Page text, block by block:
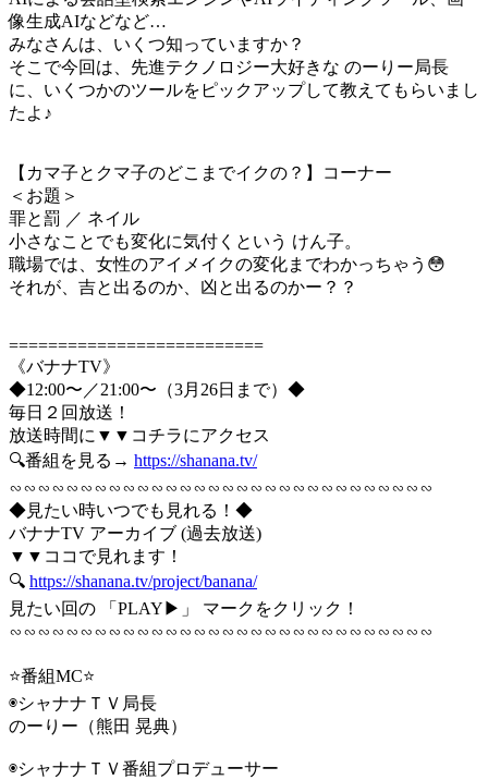
像生成AIなどなど…
みなさんは、いくつ知っていますか？
そこで今回は、先進テクノロジー大好きな のーりー局長
に、いくつかのツールをピックアップして教えてもらいまし
たよ♪
【カマ子とクマ子のどこまでイクの？】コーナー
＜お題＞
罪と罰 ／ ネイル
小さなことでも変化に気付くという けん子。
職場では、女性のアイメイクの変化までわかっちゃう😳
それが、吉と出るのか、凶と出るのかー？？
==========================
《バナナTV》
◆12:00〜／21:00〜（3月26日まで）◆
毎日２回放送！
放送時間に▼▼コチラにアクセス
🔍番組を見る→ https://shanana.tv/
∽∽∽∽∽∽∽∽∽∽∽∽∽∽∽∽∽∽∽∽∽∽∽∽∽∽∽∽∽∽
◆見たい時いつでも見れる！◆
バナナTV アーカイブ (過去放送)
▼▼ココで見れます！
🔍 https://shanana.tv/project/banana/
見たい回の 「PLAY▶」 マークをクリック！
∽∽∽∽∽∽∽∽∽∽∽∽∽∽∽∽∽∽∽∽∽∽∽∽∽∽∽∽∽∽
⭐️番組MC⭐️
◉シャナナＴＶ局長
のーりー（熊田 晃典）
◉シャナナＴＶ番組プロデューサー